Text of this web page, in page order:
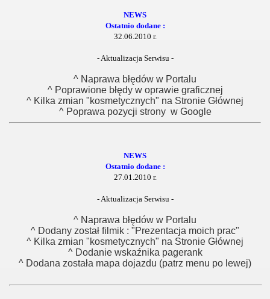
NEWS
Ostatnio dodane :
32.06.2010 r.
- Aktualizacja Serwisu -
^ Naprawa błędów w Portalu
^ Poprawione błędy w oprawie graficznej
^ Kilka zmian "kosmetycznych" na Stronie Głównej
^ Poprawa pozycji strony w Google
NEWS
Ostatnio dodane :
27.01.2010 r.
- Aktualizacja Serwisu -
^ Naprawa błędów w Portalu
^ Dodany został filmik : "Prezentacja moich prac"
^ Kilka zmian "kosmetycznych" na Stronie Głównej
^ Dodanie wskaźnika pagerank
^ Dodana została mapa dojazdu (patrz menu po lewej)